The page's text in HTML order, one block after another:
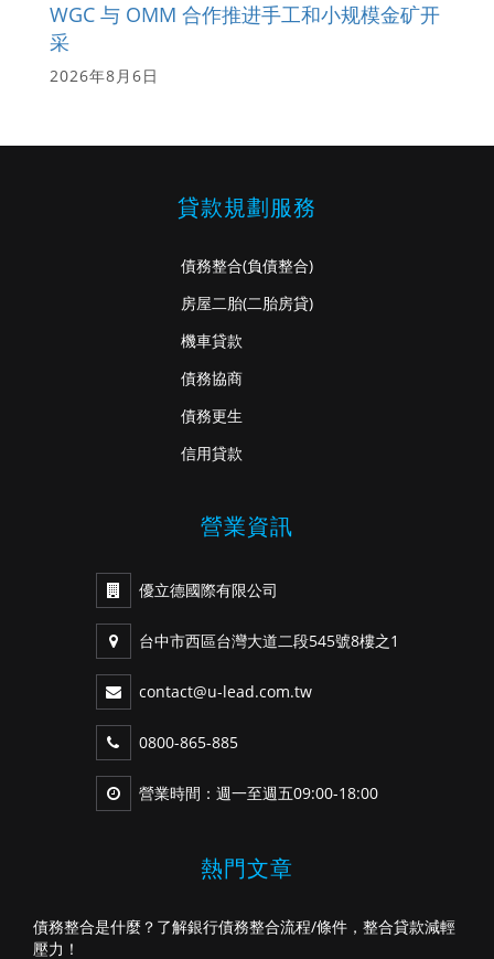
WGC 与 OMM 合作推进手工和小规模金矿开
采
2026年8月6日
貸款規劃服務
債務整合(負債整合)
房屋二胎(二胎房貸)
機車貸款
債務協商
債務更生
信用貸款
營業資訊
優立德國際有限公司
台中市西區台灣大道二段545號8樓之1
contact@u-lead.com.tw
0800-865-885
營業時間：週一至週五09:00-18:00
熱門文章
債務整合是什麼？了解銀行債務整合流程/條件，整合貸款減輕
壓力！